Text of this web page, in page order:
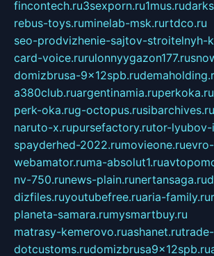
fincontech.ru3sexporn.ru1mus.ru
rebus-toys.ruminelab-msk.rurtdco.ru
seo-prodvizhenie-sajtov-stroitelnyh-
card-voice.rurulonnyygazon177.ru
domizbrusa-9x12spb.ru
a380club.ruargentinamia.ruperkoka.ru
perk-oka.rug-octopus.rusibarchives.ru
naruto-x.rupursefactory.rutor-lyubov-
spayderhed-2022.rumovieone.ru
webamator.ruma-absolut1.ru
nv-750.runews-plain.runertansaga.ru
dizfiles.ruyoutubefree.ruaria-family.ru
planeta-samara.rumysmartbuy.ru
matrasy-kemerovo.ruashanet.ru
dotcustoms.rudomizbrusa9x12spb.ru